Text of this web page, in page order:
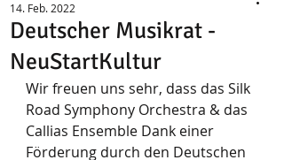
Deutscher Musikrat -
NeuStartKultur
14. Feb. 2022
Wir freuen uns sehr, dass das Silk
Road Symphony Orchestra & das
Callias Ensemble Dank einer
Förderung durch den Deutschen